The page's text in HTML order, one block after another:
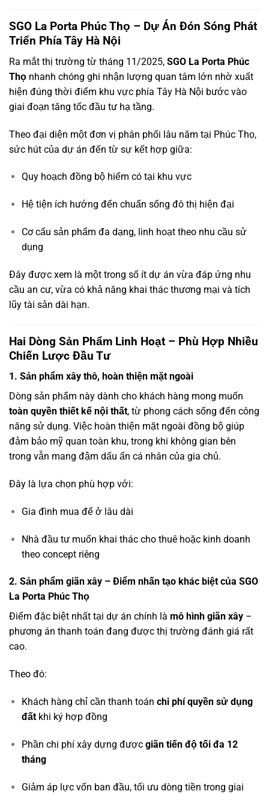
SGO La Porta Phúc Thọ – Dự Án Đón Sóng Phát
Triển Phía Tây Hà Nội
Ra mắt thị trường từ tháng 11/2025, SGO La Porta Phúc
Thọ nhanh chóng ghi nhận lượng quan tâm lớn nhờ xuất
hiện đúng thời điểm khu vực phía Tây Hà Nội bước vào
giai đoạn tăng tốc đầu tư hạ tầng.
Theo đại diện một đơn vị phân phối lâu năm tại Phúc Thọ,
sức hút của dự án đến từ sự kết hợp giữa:
Quy hoạch đồng bộ hiếm có tại khu vực
Hệ tiện ích hướng đến chuẩn sống đô thị hiện đại
Cơ cấu sản phẩm đa dạng, linh hoạt theo nhu cầu sử
dụng
Đây được xem là một trong số ít dự án vừa đáp ứng nhu
cầu an cư, vừa có khả năng khai thác thương mại và tích
lũy tài sản dài hạn.
Hai Dòng Sản Phẩm Linh Hoạt – Phù Hợp Nhiều
Chiến Lược Đầu Tư
1. Sản phẩm xây thô, hoàn thiện mặt ngoài
Dòng sản phẩm này dành cho khách hàng mong muốn
toàn quyền thiết kế nội thất, từ phong cách sống đến công
năng sử dụng. Việc hoàn thiện mặt ngoài đồng bộ giúp
đảm bảo mỹ quan toàn khu, trong khi không gian bên
trong vẫn mang đậm dấu ấn cá nhân của gia chủ.
Đây là lựa chọn phù hợp với:
Gia đình mua để ở lâu dài
Nhà đầu tư muốn khai thác cho thuê hoặc kinh doanh
theo concept riêng
2. Sản phẩm giãn xây – Điểm nhấn tạo khác biệt của SGO
La Porta Phúc Thọ
Điểm đặc biệt nhất tại dự án chính là mô hình giãn xây –
phương án thanh toán đang được thị trường đánh giá rất
cao.
Theo đó:
Khách hàng chỉ cần thanh toán chi phí quyền sử dụng
đấtkhi ký hợp đồng
Phần chi phí xây dựng được giãn tiến độ tối đa 12
tháng
Giảm áp lực vốn ban đầu, tối ưu dòng tiền trong giai